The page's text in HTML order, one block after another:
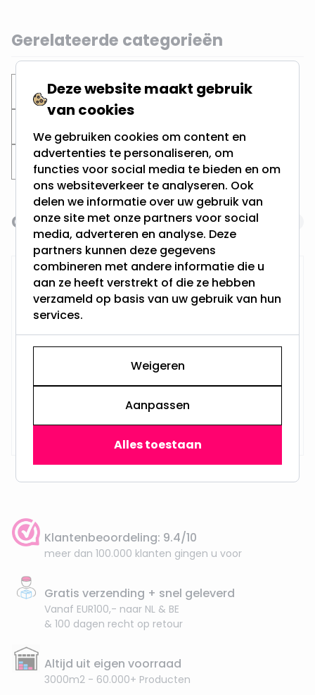
Gerelateerde categorieën
Inbouwspots Vierkante spots
Zaagmaat 75MM
Navigating through the elements of the carousel is
Press to skip carousel
Gerelateerde producten
RTM Lighting LED Dimmer
Maandag verzonden
29,95
Klantenbeoordeling: 9.4/10
meer dan 100.000 klanten gingen u voor
Gratis verzending + snel geleverd
Vanaf EUR100,- naar NL & BE
& 100 dagen recht op retour
Altijd uit eigen voorraad
3000m2 - 60.000+ Producten
Deze website maakt gebruik
van cookies
We gebruiken cookies om content en
advertenties te personaliseren, om
functies voor social media te bieden en om
ons websiteverkeer te analyseren. Ook
delen we informatie over uw gebruik van
onze site met onze partners voor social
media, adverteren en analyse. Deze
partners kunnen deze gegevens
combineren met andere informatie die u
aan ze heeft verstrekt of die ze hebben
verzameld op basis van uw gebruik van hun
services.
Weigeren
Aanpassen
Alles toestaan